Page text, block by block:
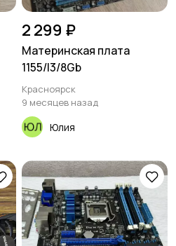
2 299 ₽
Материнская плата
1155/I3/8Gb
Красноярск
9 месяцев назад
Юлия